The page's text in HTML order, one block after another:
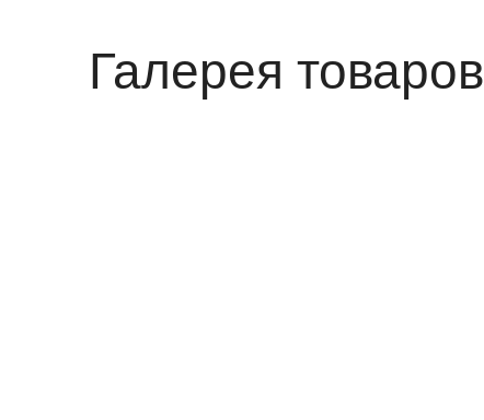
Галерея товаров